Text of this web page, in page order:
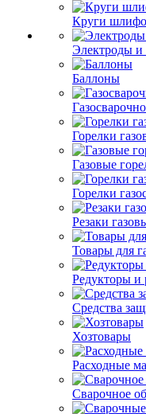
Круги
Электроды и
Баллоны
Горелки
Газовые
Горелки
Резаки
Товары для
Редукторы и
Средства
Хозтовары
Расходные
Сварочное